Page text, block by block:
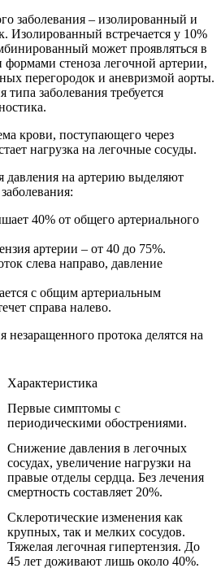
заболевания – изолированный и
Изолированный встречается у 10%
может проявляться в
стеноза легочной артерии,
перегородок и аневризмой аорты.
типа заболевания требуется
крови, поступающего через
нагрузка на легочные сосуды.
давления на артерию выделяют
40% от общего артериального
артерии – от 40 до 75%.
слева направо, давление
с общим артериальным
справа налево.
протока делятся на
Характеристика
Первые симптомы с
периодическими обострениями.
Снижение давления в легочных
сосудах, увеличение нагрузки на
правые отделы сердца. Без лечения
смертность составляет 20%.
Склеротические изменения как
крупных, так и мелких сосудов.
Тяжелая легочная гипертензия. До
45 лет доживают лишь около 40%.